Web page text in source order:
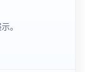
。